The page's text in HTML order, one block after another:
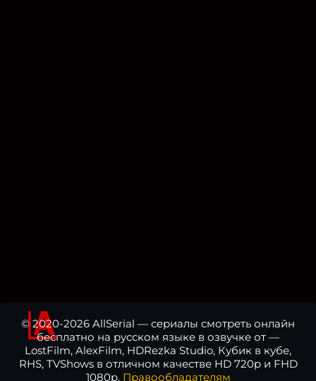
© 2020-2026 AllSerial — сериалы смотреть онлайн
бесплатно на русском языке в озвучке от —
LostFilm, AlexFilm, HDRezka Studio, Кубик в кубе,
RHS, TVShows в отличном качестве HD 720p и FHD
1080p. Правообладателям